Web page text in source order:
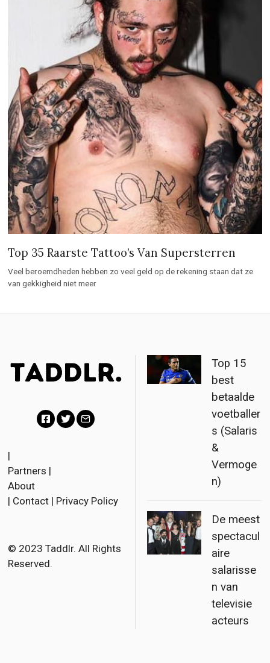
Top 35 Raarste Tattoo’s Van Supersterren
Veel beroemdheden hebben zo veel geld op de rekening staan dat ze
van gekkigheid niet meer
c
o
k
r
l
|
Partners |
About
| Contact | Privacy Policy
© 2023 Taddlr. All Rights
Reserved.
Top 15
best
betaalde
voetballer
s (Salaris
&
Vermoge
n)
De meest
spectacul
aire
salarisse
n van
televisie
acteurs